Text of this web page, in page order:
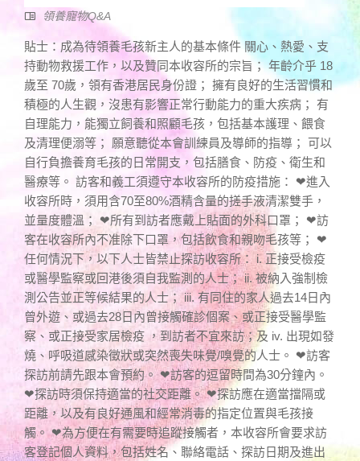
領養寵物Q&A
貼士：成為待領養毛孩新主人的基本條件 關心、熱愛、支
持動物救援工作，以及贊同本收容所的宗旨； 年齡介乎 18
歲至 70歲，領有香港居民身份證； 擁有良好的生活習慣和
積極的人生觀，沒患有影響正常行動能力的重大疾病； 有
自理能力，能獨立飼養和照顧毛孩，包括基本護理、餵食
及清理便溺等； 願意聽從本會訓練員及導師的指導； 可以
自行負擔養育毛孩的日常開支，包括膳食、防疫、衛生和
醫療等。 訪客和義工須遵守本收容所的防疫措施： ❤進入
收容所時，須用含70至80%酒精含量的搓手液清潔雙手，
並量度體溫； ❤所有到訪者應戴上貼面的外科口罩； ❤訪
客在收容所內不准除下口罩，包括飲食和親吻毛孩等； ❤
任何情況下，以下人士皆禁止探訪收容所： i. 正接受檢疫
或醫學監察或回港後須自我監測的人士； ii. 被納入強制檢
測公告並正等候結果的人士； iii. 有同住的家人過去14日內
曾外遊、或過去28日內曾接觸確診個案、或正接受醫學監
察、或正接受家居檢疫 ，到訪者不宜來訪；及 iv. 出現如發
燒、呼吸道感染徵狀或突然喪失味覺/嗅覺的人士。 ❤訪客
探訪前請先跟本會預約。 ❤訪客的逗留時間為30分鐘內。
❤探訪時須保持適當的社交距離。 ❤探訪應在適當擋隔或
距離，以及有良好通風和經常消毒的指定位置與毛孩接
觸。 ❤為方便在有需要時追蹤接觸者，本收容所會要求訪
客登記個人資料，包括姓名、聯絡電話、探訪日期及進出